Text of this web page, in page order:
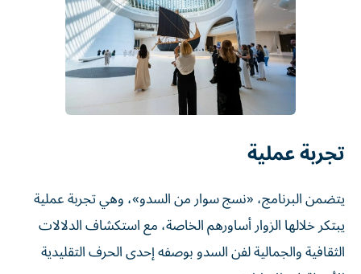
تجربة عملية
يتضمن البرنامج، «نسج سوار من السدو»، وهي تجربة عملية
يبتكر خلالها الزوار أساورهم الخاصة، مع استكشاف الدلالات
الثقافية والجمالية لفن السدو بوصفه إحدى الحرف التقليدية